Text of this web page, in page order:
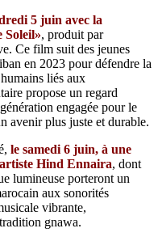
5 juin avec la
Soleil», produit par
Ce film suit des jeunes
en 2023 pour défendre la
liés aux
propose un regard
engagée pour le
avenir plus juste et durable.
le samedi 6 juin, à une
Hind Ennaira, dont
lumineuse porteront un
aux sonorités
vibrante,
gnawa.